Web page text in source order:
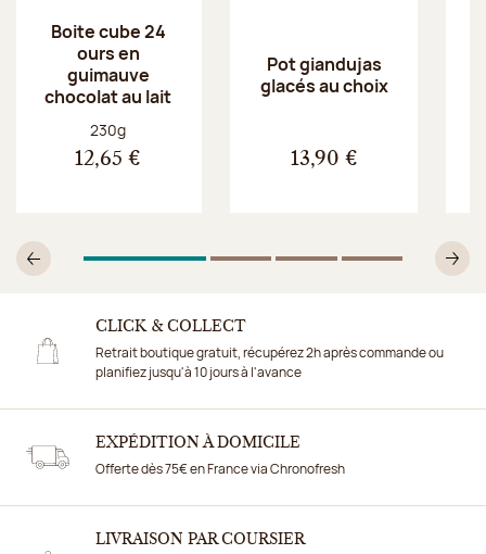
Boite cube 24
ours en
guimauve
chocolat au lait
Poids net :
230g
12,65 €
Pot giandujas
glacés au choix
13,90 €
Précédent
1Sur 4 2Sur 4
3Sur 4
4Sur 4
CLICK & COLLECT
Retrait boutique gratuit, récupérez 2h après commande ou
planifiez jusqu'à 10 jours à l'avance
EXPÉDITION À DOMICILE
Offerte dès 75€ en France via Chronofresh
LIVRAISON PAR COURSIER